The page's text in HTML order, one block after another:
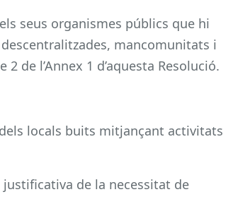
seus organismes públics que hi
mancomunitats i
de l’Annex 1 d’aquesta Resolució.
locals buits mitjançant activitats
justificativa de la necessitat de